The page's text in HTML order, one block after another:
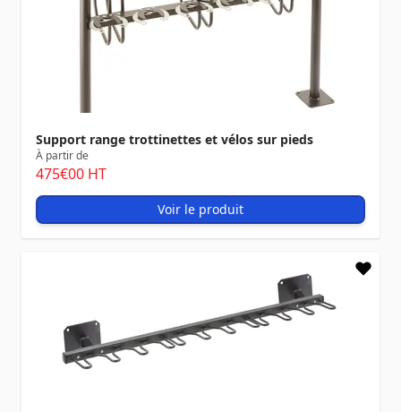
Support range trottinettes et vélos sur pieds
À partir de
475€00 HT
Voir le produit